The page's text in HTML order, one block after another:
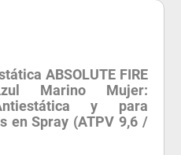
ABSOLUTE FIRE
Marino Mujer:
y para
en Spray (ATPV 9,6 /